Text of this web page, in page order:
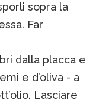
sopra la
Far
dalla placca e
e d’oliva - a
Lasciare